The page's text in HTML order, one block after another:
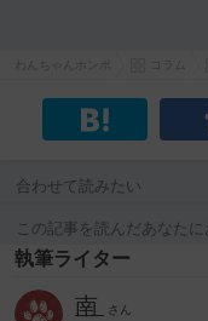
合わせて読みたい
この記事を読んだあなた
執筆ライター
南 さん